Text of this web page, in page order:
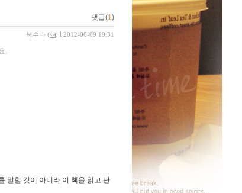
댓글(1)
북수다 ( ) l 2012-06-09 19:31
.
말할 것이 아니라 이 책을 읽고 난